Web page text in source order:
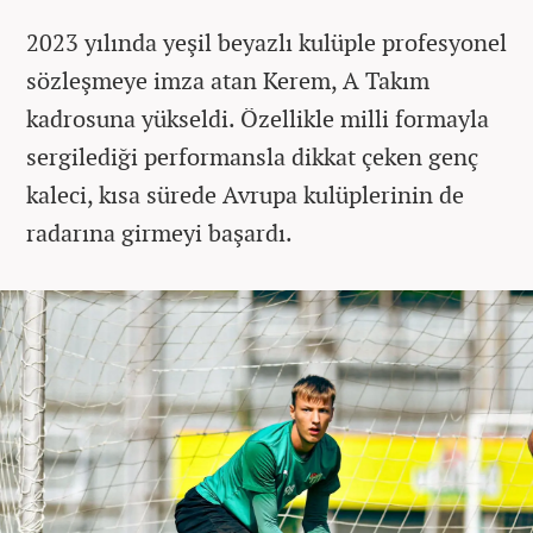
2023 yılında yeşil beyazlı kulüple profesyonel
sözleşmeye imza atan Kerem, A Takım
kadrosuna yükseldi. Özellikle milli formayla
sergilediği performansla dikkat çeken genç
kaleci, kısa sürede Avrupa kulüplerinin de
radarına girmeyi başardı.